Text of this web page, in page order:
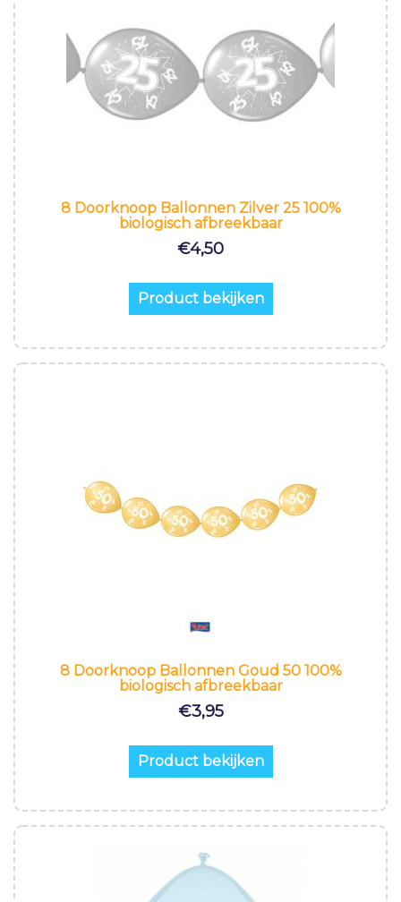
8 Doorknoop Ballonnen Zilver 25 100%
biologisch afbreekbaar
€4,50
Product bekijken
8 Doorknoop Ballonnen Goud 50 100%
biologisch afbreekbaar
€3,95
Product bekijken